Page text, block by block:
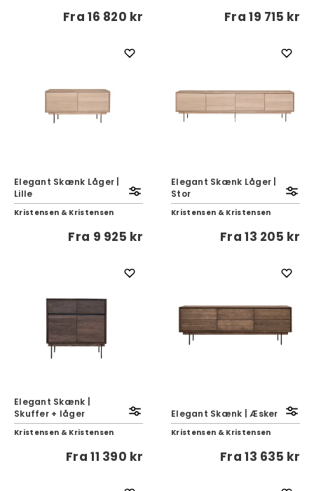
Fra16 820 kr Fra19 715 kr
Elegant Skænk Låger |
Lille
Kristensen & Kristensen
Fra 9 925 kr
Elegant Skænk Låger |
Stor
Kristensen & Kristensen
Fra13 205 kr
Elegant Skænk |
Skuffer + låger
Kristensen & Kristensen
Fra11 390 kr
Elegant Skænk | Æsker
Kristensen & Kristensen
Fra13 635 kr